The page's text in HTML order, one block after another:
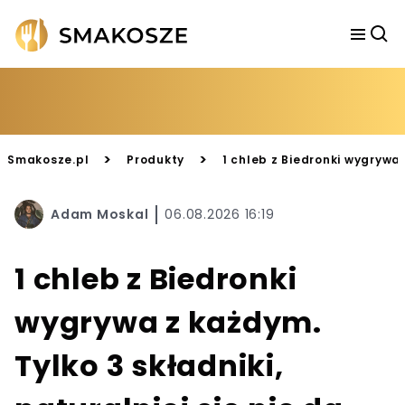
Smakosze.pl > Produkty > 1 chleb z Biedronki
Adam Moskal 06.08.2026 16:19
1 chleb z Biedronki
wygrywa z każdym.
Tylko 3 składniki,